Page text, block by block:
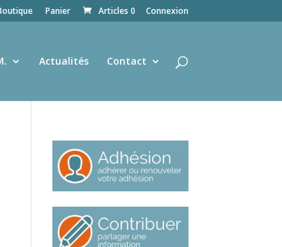
Connexion
Panier Articles 0
Actualités Contact